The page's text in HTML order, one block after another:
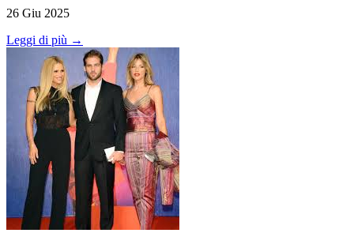
26 Giu 2025
Leggi di più →